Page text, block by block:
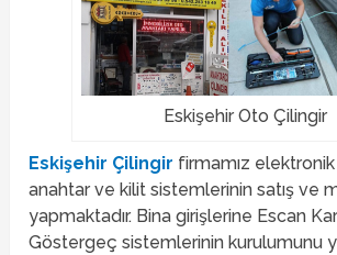
Eskişehir Oto Çilingir
Eskişehir Çilingir firmamız
anahtar ve kilit sistemlerinin satış ve
yapmaktadır. Bina girişlerine Escan
Göstergeç sistemlerinin kurulumunu